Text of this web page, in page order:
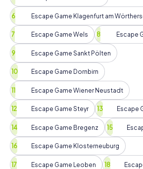
Escape Game Klagenfurt am
Escape Game Wels Escape
Escape Game Sankt Pölten
Escape Game Dornbirn
Escape Game Wiener Neustadt
Escape Game Steyr Escape
Escape Game Bregenz
Escape Game Klosterneuburg
Escape Game Leoben